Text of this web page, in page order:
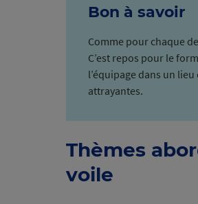
Bon à savoir
Comme pour chaque
C’est repos pour le
l’équipage dans un
attrayantes.
Thèmes
voile